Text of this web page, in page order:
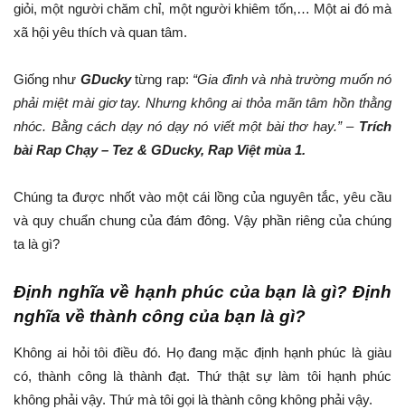
giỏi, một người chăm chỉ, một người khiêm tốn,… Một ai đó mà
xã hội yêu thích và quan tâm.
Giống như GDuckytừng rap: “Gia đình và nhà trường muốn nó
phải miệt mài giơ tay. Nhưng không ai thỏa mãn tâm hồn thằng
nhóc. Bằng cách dạy nó dạy nó viết một bài thơ hay.” – Trích
bài Rap Chạy – Tez & GDucky, Rap Việt mùa 1.
Chúng ta được nhốt vào một cái lồng của nguyên tắc, yêu cầu
và quy chuẩn chung của đám đông. Vậy phần riêng của chúng
ta là gì?
Định nghĩa về hạnh phúc của bạn là gì? Định
nghĩa về thành công của bạn là gì?
Không ai hỏi tôi điều đó. Họ đang mặc định hạnh phúc là giàu
có, thành công là thành đạt. Thứ thật sự làm tôi hạnh phúc
không phải vậy. Thứ mà tôi gọi là thành công không phải vậy.